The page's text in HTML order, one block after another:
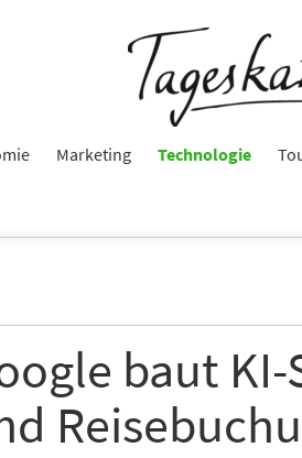
Marketing Technologie
baut